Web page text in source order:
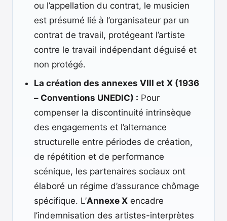
ou l’appellation du contrat, le musicien
est présumé lié à l’organisateur par un
contrat de travail, protégeant l’artiste
contre le travail indépendant déguisé et
non protégé.
La création des annexes VIII et X (1936
– Conventions UNEDIC) : Pour
compenser la discontinuité intrinsèque
des engagements et l’alternance
structurelle entre périodes de création,
de répétition et de performance
scénique, les partenaires sociaux ont
élaboré un régime d’assurance chômage
spécifique. L’Annexe X encadre
l’indemnisation des artistes-interprètes